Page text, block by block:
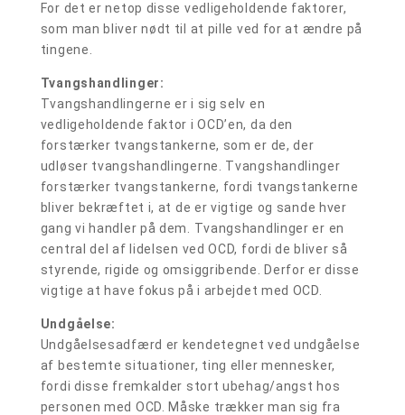
For det er netop disse vedligeholdende faktorer,
som man bliver nødt til at pille ved for at ændre på
tingene.
Tvangshandlinger:
Tvangshandlingerne er i sig selv en
vedligeholdende faktor i OCD’en, da den
forstærker tvangstankerne, som er de, der
udløser tvangshandlingerne. Tvangshandlinger
forstærker tvangstankerne, fordi tvangstankerne
bliver bekræftet i, at de er vigtige og sande hver
gang vi handler på dem. Tvangshandlinger er en
central del af lidelsen ved OCD, fordi de bliver så
styrende, rigide og omsiggribende. Derfor er disse
vigtige at have fokus på i arbejdet med OCD.
Undgåelse:
Undgåelsesadfærd er kendetegnet ved undgåelse
af bestemte situationer, ting eller mennesker,
fordi disse fremkalder stort ubehag/angst hos
personen med OCD. Måske trækker man sig fra